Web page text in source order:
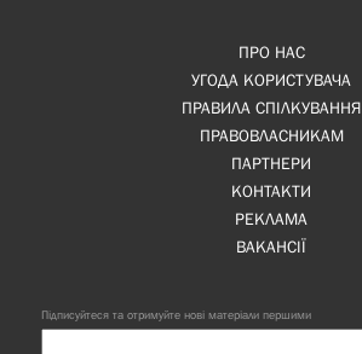
ПРО НАС
УГОДА КОРИСТУВАЧА
ПРАВИЛА СПІЛКУВАННЯ
ПРАВОВЛАСНИКАМ
ПАРТНЕРИ
КОНТАКТИ
РЕКЛАМА
ВАКАНСІЇ
Підписуйтеся та отримуйте нові матеріали першими